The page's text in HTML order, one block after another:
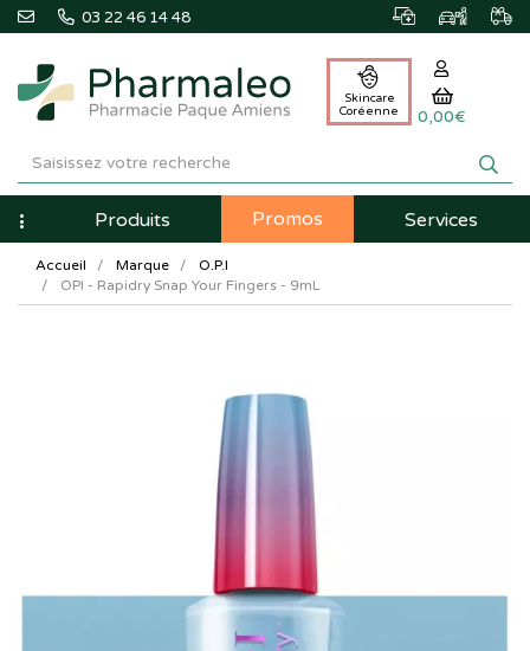
03 22 46 14 48
Pharmaleo
Pharmacie
Paque
Amiens
Skincare
Coréenne
0,00€
NavigationProduits Promos Services
Accueil Marque
O.P.I
OPI - Rapidry Snap Your Fingers - 9mL